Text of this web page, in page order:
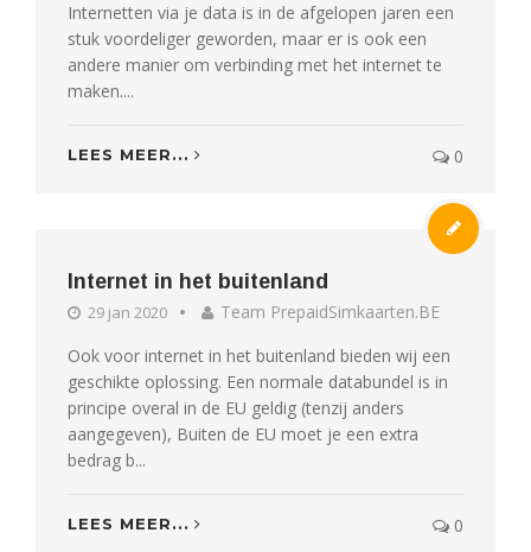
Internetten via je data is in de afgelopen jaren een
stuk voordeliger geworden, maar er is ook een
andere manier om verbinding met het internet te
maken....
LEES MEER... 0
Internet in het buitenland
29 jan 2020
Team PrepaidSimkaarten.BE
Ook voor internet in het buitenland bieden wij een
geschikte oplossing. Een normale databundel is in
principe overal in de EU geldig (tenzij anders
aangegeven), Buiten de EU moet je een extra
bedrag b...
LEES MEER... 0